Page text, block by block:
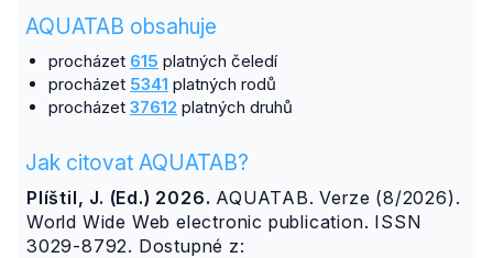
AQUATAB obsahuje
procházet 615 platných čeledí
procházet 5341 platných rodů
procházet 37612 platných druhů
Jak citovat AQUATAB?
Plíštil, J. (Ed.) 2026. AQUATAB. Verze (8/2026).
World Wide Web electronic publication. ISSN
3029-8792. Dostupné z: